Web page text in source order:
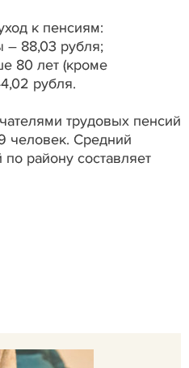
к пенсиям:
– 88,03 рубля;
80 лет (кроме
рубля.
трудовых пенсий
человек. Средний
району составляет